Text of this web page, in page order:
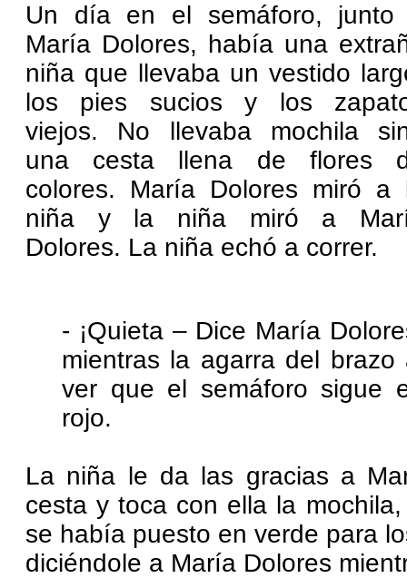
Un día en el semáforo, junto
María Dolores, había una
niña que llevaba un vestido
los pies sucios y los
viejos. No llevaba mochila
una cesta llena de flores
colores. María Dolores miró a
niña y la niña miró a
Dolores. La niña echó a correr.
- ¡Quieta – Dice María
mientras la agarra del brazo
ver que el semáforo sigue
rojo.
La niña le da las gracias a
cesta y toca con ella la
se había puesto en verde para
diciéndole a María Dolores